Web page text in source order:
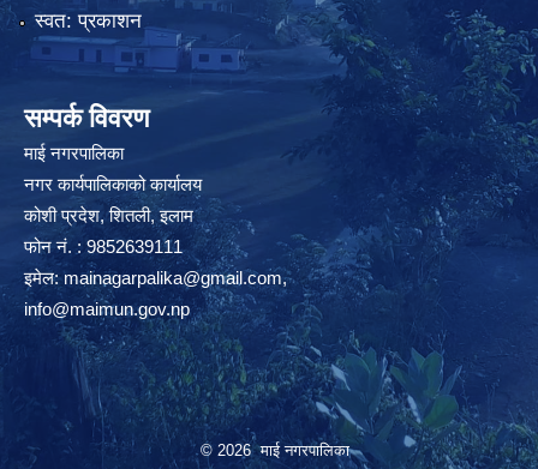
स्वत: प्रकाशन
सम्पर्क विवरण
माई नगरपालिका
नगर कार्यपालिकाको कार्यालय
कोशी प्रदेश, शितली, इलाम
फोन नं. : 9852639111
इमेल:mainagarpalika@gmail.com,
info@maimun.gov.np
© 2026 माई नगरपालिका